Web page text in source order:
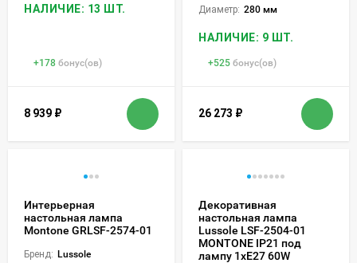
НАЛИЧИЕ: 13 ШТ.
+178 бонус(ов)
8 939 ₽
Диаметр: 280 мм
НАЛИЧИЕ: 9 ШТ.
+525 бонус(ов)
26 273 ₽
Интерьерная
настольная лампа
Montone GRLSF-2574-01
Бренд: Lussole
Декоративная
настольная лампа
Lussole LSF-2504-01
MONTONE IP21 под
лампу 1xE27 60W